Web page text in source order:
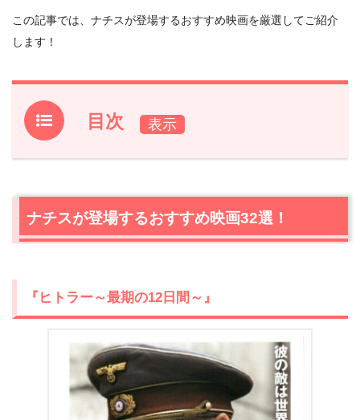
この記事では、ナチスが登場するおすすめ映画を厳選してご紹介
します！
目次
1.ナチスが登場するおすすめ映画32選！
1.3『ライフ・イズ・ビューティフル』
1.4『ジョジョ・ラビット』
『ナチス 第三の男』
1.7 『縞模様のパジャマの少年』
『名もなき生涯』
『帰ってきたヒトラー』
『異端の鳥』
『さよなら、アドルフ』
ナチスが登場するおすすめ映画32選！
『ヒトラー～最期の12 日間～』